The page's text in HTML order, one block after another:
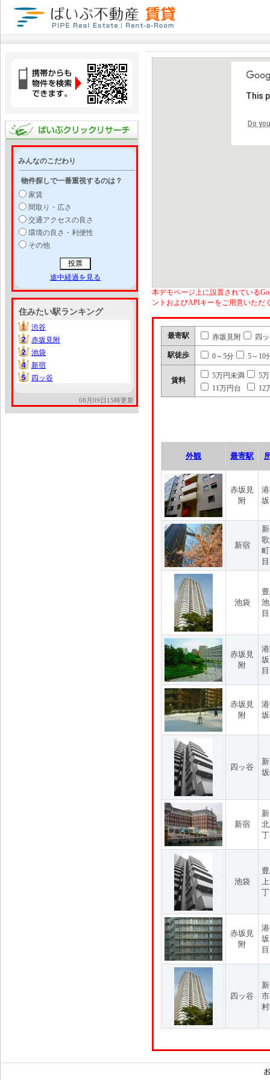
みんなのこだわり
物件探しで一番重視するのは？
家賃
間取り・広さ
交通アクセスの良さ
環境の良さ・利便性
その他
途中経過を見る
住みたい駅ランキング
1
1
渋谷
2
2
赤坂見附
2
2
池袋
4
4
新宿
5
5 四ッ谷
08月09日15時更新
This
Do
本デモページ上に設置されている
ントおよびAPIキーをご用意いただ
最寄駅 赤坂見附 四
駅徒歩 0～5分 5～10
賃料
5万円未満
5
11万円台
12
外観 最寄駅
赤坂見
附
新宿
目
池袋
目
赤坂見
附
目
赤坂見
附
四ッ谷
新宿
池袋
赤坂見
附
目
四ッ谷